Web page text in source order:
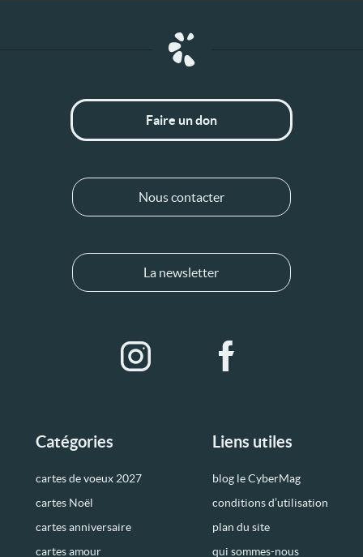
Catégories
cartes de voeux 2027
cartes Noël
cartes anniversaire
cartes amour
Liens utiles
blog le CyberMag
conditions d’utilisation
plan du site
qui sommes-nous
Faire un don
Nous contacter
La newsletter